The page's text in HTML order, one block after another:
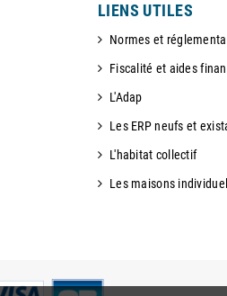
LIENS UTILES
Normes et
Fiscalité et aides
L'Adap
Les ERP neufs et
L'habitat collectif
Les maisons